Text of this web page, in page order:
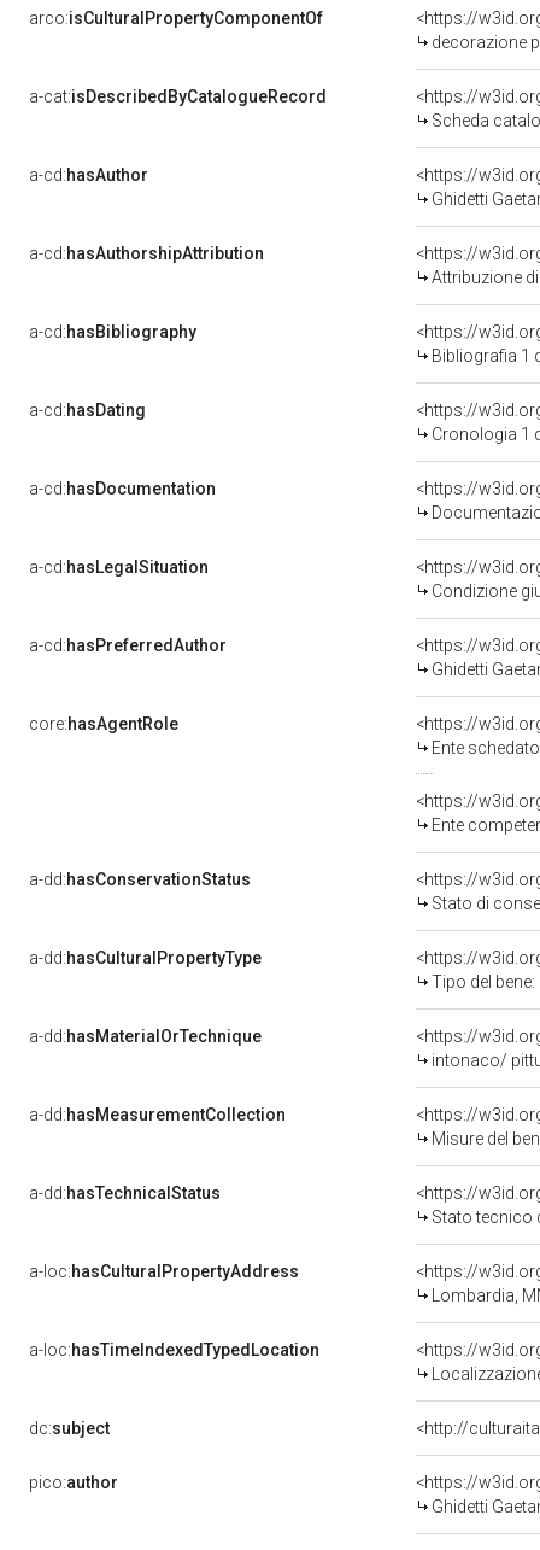
arco:isCulturalPropertyComponentOf
<https://
decorazione
a-cat:isDescribedByCatalogueRecord
<https://
Scheda
a-cd:hasAuthor
<https://
Ghidetti
a-cd:hasAuthorshipAttribution
<https://
Attribuzione di
a-cd:hasBibliography
<https://
Bibliografia 1
a-cd:hasDating
<https://
Cronologia 1
a-cd:hasDocumentation
a-cd:hasLegalSituation
Condizione
a-cd:hasPreferredAuthor
<https://
Ghidetti
core:hasAgentRole
<https://
Ente schedatore del
<https://
Ente competente per
a-dd:hasConservationStatus
<https://
Stato di
a-dd:hasCulturalPropertyType
<https://
Tipo del
a-dd:hasMaterialOrTechnique
<https://
intonaco/
a-dd:hasMeasurementCollection
<https://
Misure del
a-dd:hasTechnicalStatus
<https://
Stato tecnico
a-loc:hasCulturalPropertyAddress
<https://
Lombardia,
a-loc:hasTimeIndexedTypedLocation
<https://
dc:subject <http://
pico:author
<https://
Ghidetti